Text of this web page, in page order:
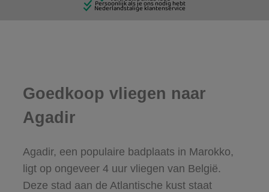
Goedkoop vliegen naar
Agadir
Agadir, een populaire badplaats in Marokko,
ligt op ongeveer 4 uur vliegen van België.
Deze stad aan de Atlantische kust staat